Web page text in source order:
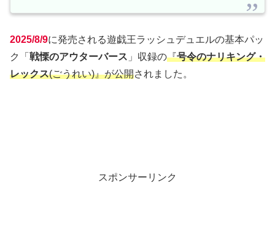
2025/8/9に発売される遊戯王ラッシュデュエルの基本パッ
ク「 戦慄のアウターバース 」収録の『号令のナリキング・
レックス(ごうれい)』が公開されました。
スポンサーリンク